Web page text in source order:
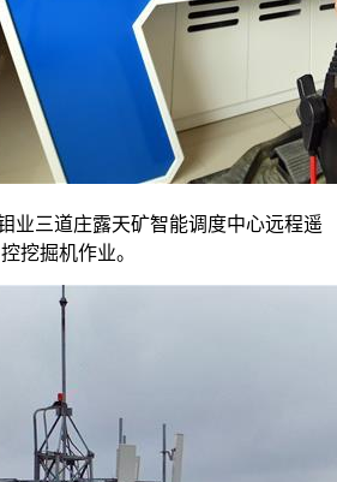
业三道庄露天矿智能调度中心远程遥
控挖掘机作业。